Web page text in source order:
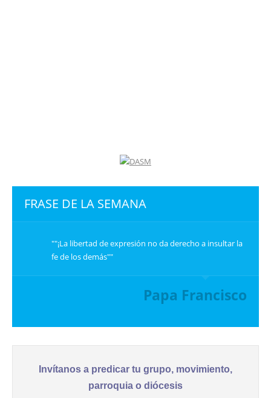
FRASE DE LA SEMANA
""¡La libertad de expresión no da derecho a insultar la
fe de los demás""
Papa Francisco
Invítanos a predicar tu grupo, movimiento,
parroquia o diócesis